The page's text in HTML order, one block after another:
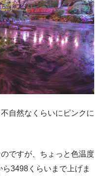
自然なくらいにピンクに
ですが、ちょっと色温度
3498くらいまで上げま